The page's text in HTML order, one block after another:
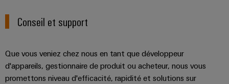
Conseil et support
Que vous veniez chez nous en tant que développeur
d'appareils, gestionnaire de produit ou acheteur, nous vous
promettons niveau d'efficacité, rapidité et solutions sur